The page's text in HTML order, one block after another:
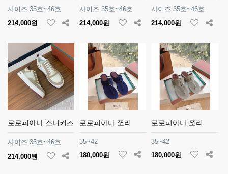
사이즈 35호~46호
214,000원
사이즈 35호~46호
214,000원
사이즈 35호~46호
214,000원
로로피아나 스니커즈
사이즈 35호~46호
214,000원
로로피아나 쪼리
35~42
180,000원
로로피아나 쪼리
35~42
180,000원